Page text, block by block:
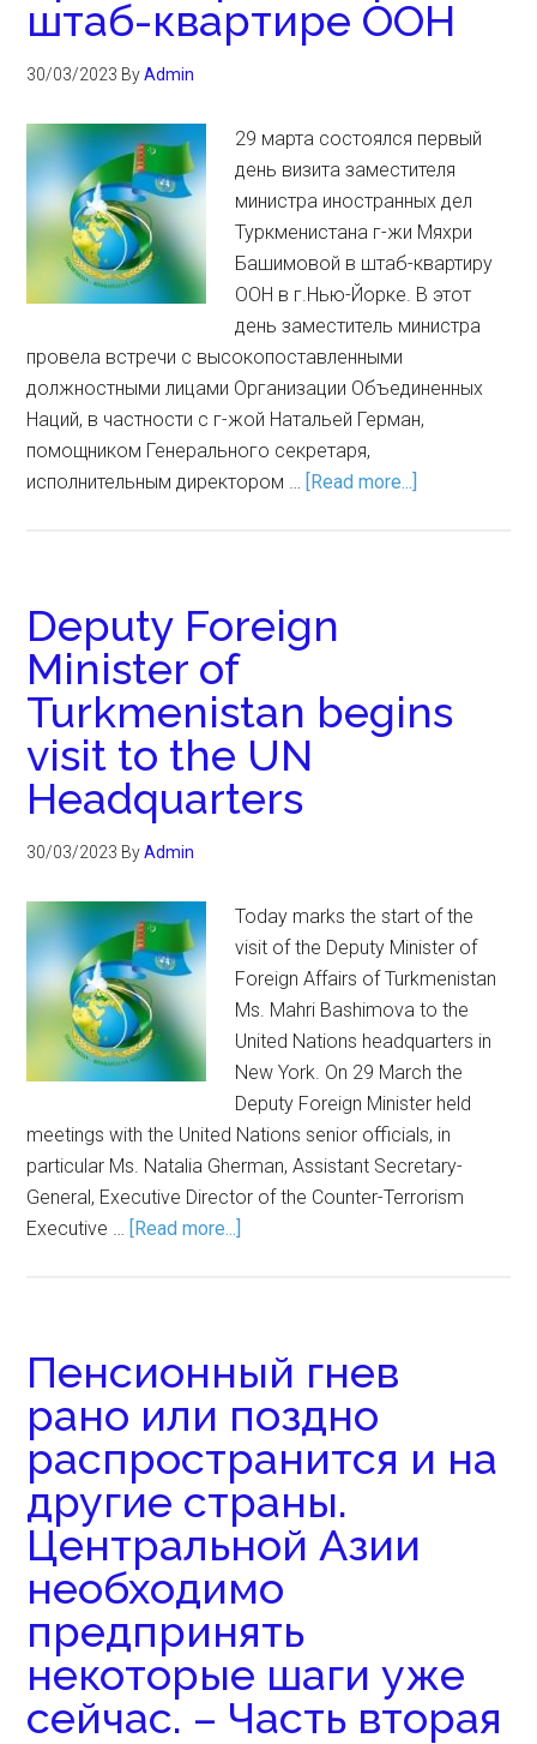
штаб-квартире ООН
30/03/2023 ByAdmin
29 марта состоялся первый
день визита заместителя
министра иностранных дел
Туркменистана г-жи Мяхри
Башимовой в штаб-квартиру
ООН в г.Нью-Йорке. В этот
день заместитель министра
провела встречи с высокопоставленными
должностными лицами Организации Объединенных
Наций, в частности с г-жой Натальей Герман,
помощником Генерального секретаря,
исполнительным директором … [Read more...]
Deputy Foreign
Minister of
Turkmenistan begins
visit to the UN
Headquarters
30/03/2023 ByAdmin
Today marks the start of the
visit of the Deputy Minister of
Foreign Affairs of Turkmenistan
Ms. Mahri Bashimova to the
United Nations headquarters in
New York. On 29 March the
Deputy Foreign Minister held
meetings with the United Nations senior officials, in
particular Ms. Natalia Gherman, Assistant Secretary-
General, Executive Director of the Counter-Terrorism
Executive … [Read more...]
Пенсионный гнев
рано или поздно
распространится и на
другие страны.
Центральной Азии
необходимо
предпринять
некоторые шаги уже
сейчас. – Часть вторая